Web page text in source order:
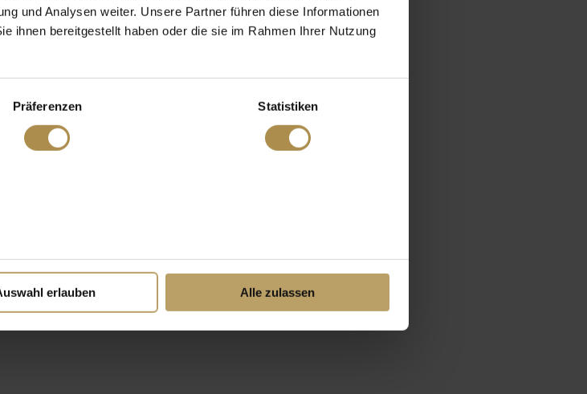
und Analysen weiter. Unsere Partner führen diese Informationen
ihnen bereitgestellt haben oder die sie im Rahmen Ihrer Nutzung
Präferenzen Statistiken
erlauben Alle zulassen